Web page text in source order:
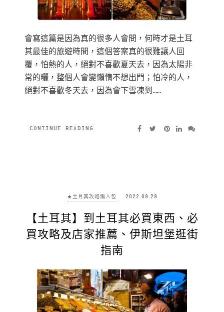
會寫這篇是因為真的很多人會問，何時才是土耳
其最佳的旅遊時間，這個答案真的很難讓人回
覆，怕熱的人，絕對不喜歡夏天去，因為太陽非
常的曬，整個人會變懶惰不想出門；怕冷的人，
絕對不喜歡冬天去，因為會下雪凍到……
CONTINUE READING
★土耳其攻略懶人包 2022-09-29
【土耳其】到土耳其必買東西、必
買攻略及店家推薦、伊斯坦堡逛街
指南